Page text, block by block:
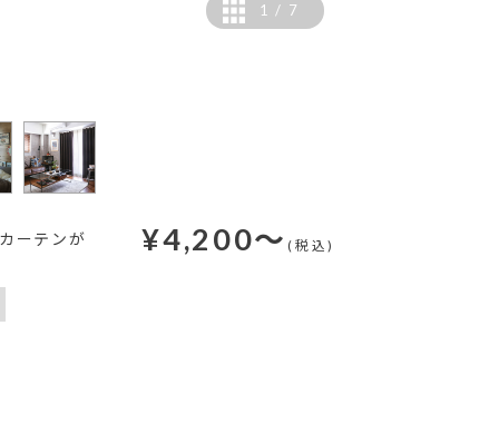
1 / 7
ーテンが
¥4,200～(税込)